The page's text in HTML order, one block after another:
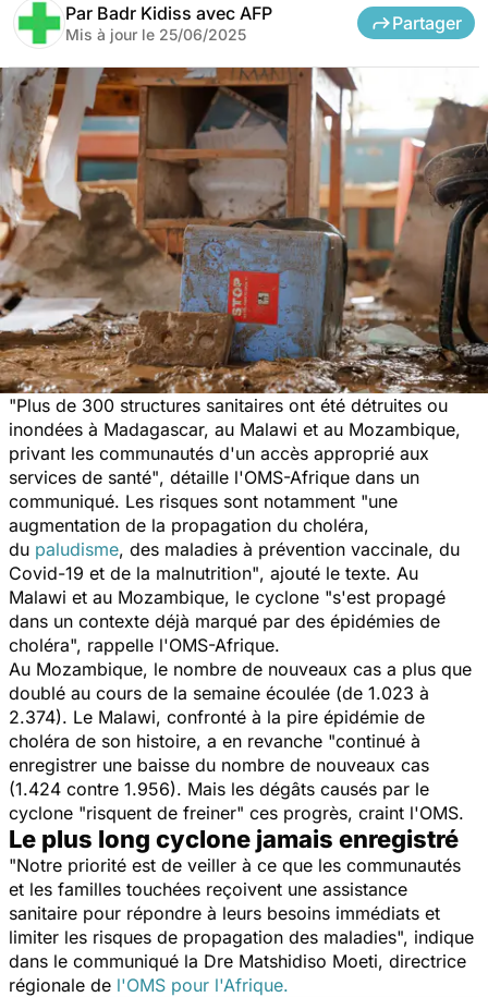
Par Badr Kidiss avec AFP
Mis à jour le 25/06/2025
Partager
"Plus de 300 structures sanitaires ont été détruites ou
inondées à Madagascar, au Malawi et au Mozambique,
privant les communautés d'un accès approprié aux
services de santé", détaille l'OMS-Afrique dans un
communiqué. Les risques sont notamment "une
augmentation de la propagation du choléra,
du paludisme, des maladies à prévention vaccinale, du
Covid-19 et de la malnutrition", ajouté le texte. Au
Malawi et au Mozambique, le cyclone "s'est propagé
dans un contexte déjà marqué par des épidémies de
choléra", rappelle l'OMS-Afrique.
Au Mozambique, le nombre de nouveaux cas a plus que
doublé au cours de la semaine écoulée (de 1.023 à
2.374). Le Malawi, confronté à la pire épidémie de
choléra de son histoire, a en revanche "continué à
enregistrer une baisse du nombre de nouveaux cas
(1.424 contre 1.956). Mais les dégâts causés par le
cyclone "risquent de freiner" ces progrès, craint l'OMS.
Le plus long cyclone jamais enregistré
"Notre priorité est de veiller à ce que les communautés
et les familles touchées reçoivent une assistance
sanitaire pour répondre à leurs besoins immédiats et
limiter les risques de propagation des maladies", indique
dans le communiqué la Dre Matshidiso Moeti, directrice
régionale de l'OMS pour l'Afrique.